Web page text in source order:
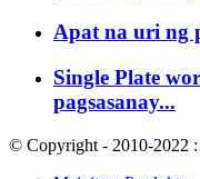
Apat na uri ng
Single Plate
pagsasanay...
© Copyright - 2010-2022